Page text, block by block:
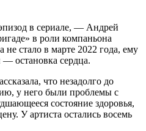
в сериале, — Андрей
в роли компаньона
стало в марте 2022 года, ему
остановка сердца.
что незадолго до
у него были проблемы с
состояние здоровья,
У артиста остались восемь